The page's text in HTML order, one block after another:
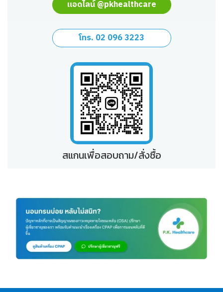
แอดไลน์ @pkhealthcare
โทร. 02 096 3223
สแกนเพื่อสอบถาม/สั่งซื้อ